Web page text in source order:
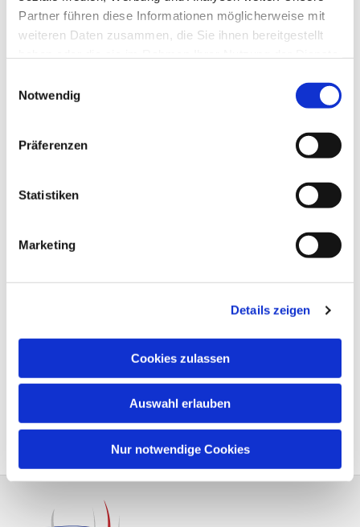
Partner führen diese Informationen möglicherweise mit
weiteren Daten zusammen, die Sie ihnen bereitgestellt
Notwendig
Präferenzen
Statistiken
Marketing
Details zeigen
Cookies zulassen
Auswahl erlauben
Nur notwendige Cookies
Dies könnte Sie auch
interessieren